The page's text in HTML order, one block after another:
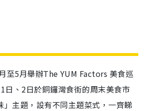
至5月舉辦The YUM Factors 美食巡
日、2日於銅鑼灣食街的周末美食市
」主題，設有不同主題菜式，一齊睇